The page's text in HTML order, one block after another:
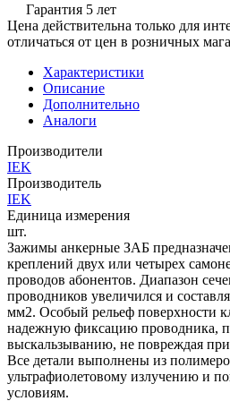
Гарантия 5 лет
Цена действительна только для
отличаться от цен в розничных
Характеристики
Описание
Дополнительно
Аналоги
Производители
IEK
Производитель
IEK
Единица измерения
шт.
Зажимы анкерные ЗАБ
креплений двух или четырех
проводов абонентов. Диапазон
проводников увеличился и
мм2. Особый рельеф поверхности
надежную фиксацию проводника,
выскальзыванию, не повреждая
Все детали выполнены из
ультрафиолетовому излучению и
условиям.